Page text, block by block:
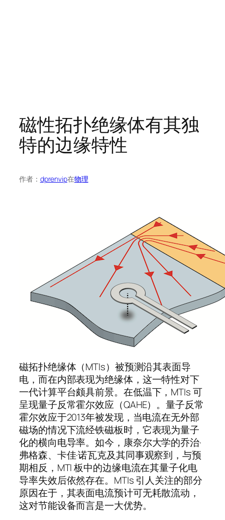
磁性拓扑绝缘体有其独
特的边缘特性
作者： dprenvip在物理
磁拓扑绝缘体（MTIs）被预测沿其表面导
电，而在内部表现为绝缘体，这一特性对下
一代计算平台颇具前景。在低温下，MTIs 可
呈现量子反常霍尔效应（QAHE）。量子反常
霍尔效应于2013年被发现，当电流在无外部
磁场的情况下流经铁磁板时，它表现为量子
化的横向电导率。如今，康奈尔大学的乔治·
弗格森、卡佳·诺瓦克及其同事观察到，与预
期相反，MTI 板中的边缘电流在其量子化电
导率失效后依然存在。MTIs 引人关注的部分
原因在于，其表面电流预计可无耗散流动，
这对节能设备而言是一大优势。